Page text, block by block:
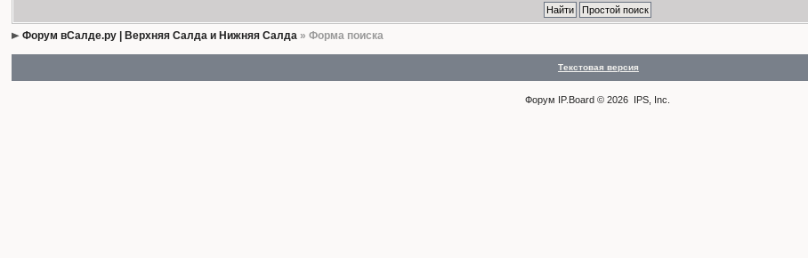
Форум вСалде.ру | Верхняя Салда и Нижняя Салда » Форма поиска
Текстовая версия
Форум IP.Board © 2026 IPS, Inc